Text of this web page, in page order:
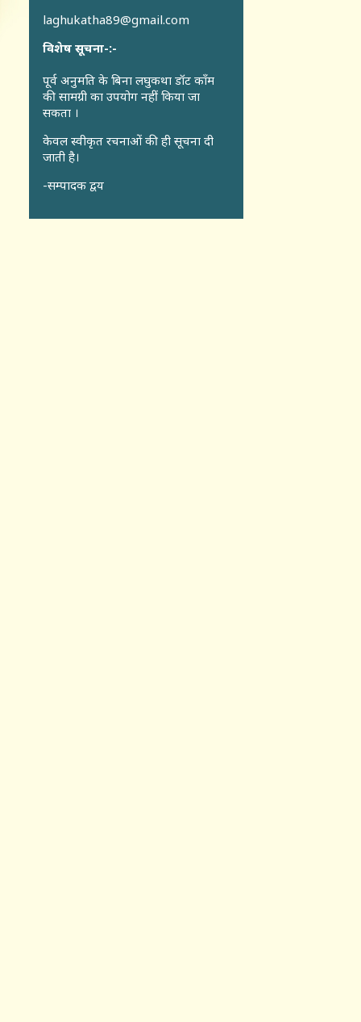
laghukatha89@gmail.com
विशेष सूचना-:-
पूर्व अनुमति के बिना लघुकथा डॉट कॉंम
की सामग्री का उपयोग नहीं किया जा
सकता ।
केवल स्वीकृत रचनाओं की ही सूचना दी
जाती है।
-सम्पादक द्वय